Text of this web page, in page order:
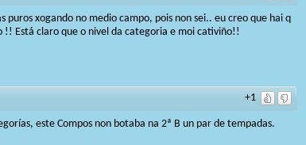
xogando no medio campo, pois non sei.. eu creo que hai q
Está claro que o nivel da categoria e moi cativiño!!
+1
este Compos non botaba na 2ª B un par de tempadas.